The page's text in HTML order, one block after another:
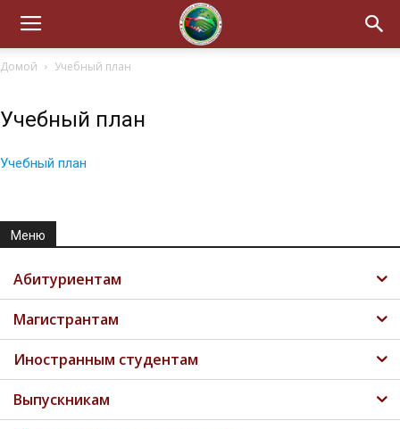
Домой Учебный план
Учебный план
Учебный план
Меню
Абитуриентам
Магистрантам
Иностранным студентам
Выпускникам